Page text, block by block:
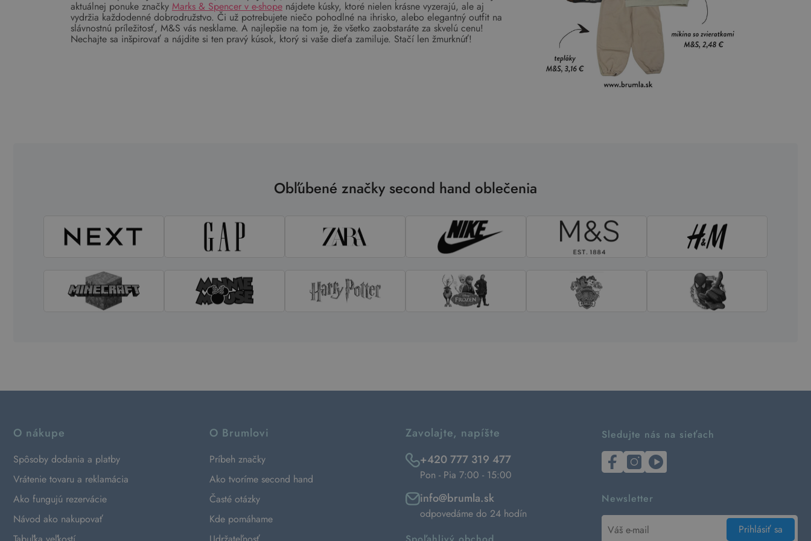
aktuálnej ponuke značky Marks & Spencer v e-shope nájdete kúsky, ktoré nielen krásne vyzerajú, ale aj
vydržia každodenné dobrodružstvo. Či už potrebujete niečo pohodlné na ihrisko, alebo elegantný outfit na
slávnostnú príležitosť, M&S vás nesklame. A najlepšie na tom je, že všetko zaobstaráte za skvelú cenu!
Nechajte sa inšpirovať a nájdite si ten pravý kúsok, ktorý si vaše dieťa zamiluje. Stačí len žmurknúť!
Obľúbené značky second hand oblečenia
O nákupe
Spôsoby dodania a platby
Vrátenie tovaru a reklamácia
Ako fungujú rezervácie
Návod ako nakupovať
O Brumlovi
Príbeh značky
Ako tvoríme second hand
Časté otázky
Kde pomáhame
Zavolajte, napíšte
+420 777 319 477
Pon - Pia 7:00 - 15:00
info@brumla.sk
odpovedáme do 24 hodín
Sledujte nás na sieťach
Newsletter
Prihlásiť sa